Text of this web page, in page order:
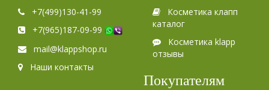
+7(499)130-41-99
+7(965)187-09-99
mail@klappshop.ru
Наши контакты
Косметика клапп
каталог
Косметика klapp
отзывы
Покупателям